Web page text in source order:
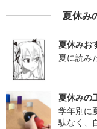
夏休み
夏休みお
夏に読み
夏休みの
学年別に
駄なく、